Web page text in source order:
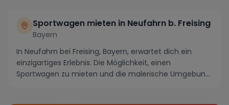
Sportwagen mieten in Neufahrn b. Freising
Bayern
In Neufahrn bei Freising, Bayern, erwartet dich ein
einzigartiges Erlebnis: Die Möglichkeit, einen
Sportwagen zu mieten und die malerische Umgebung